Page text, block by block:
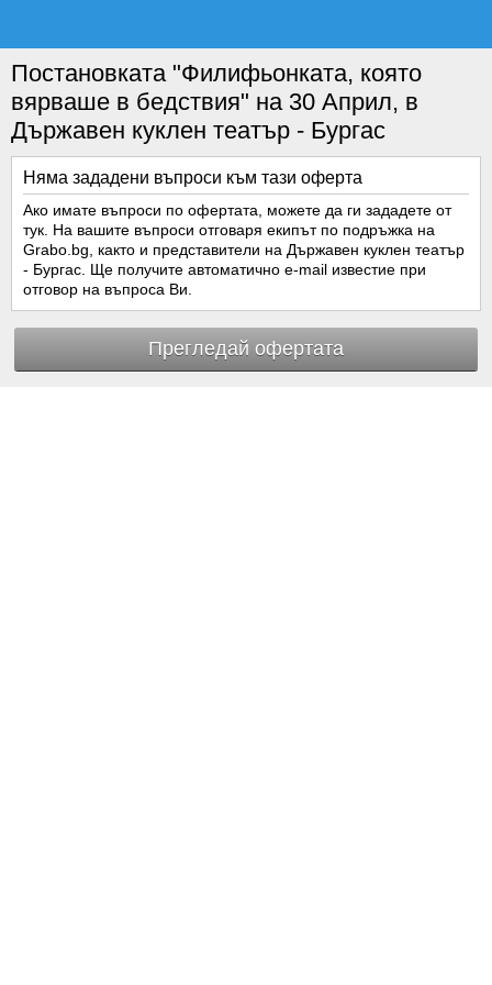
Постановката "Филифьонката, която
вярваше в бедствия" на 30 Април, в
Държавен куклен театър - Бургас
Няма зададени въпроси към тази оферта
Ако имате въпроси по офертата, можете да ги зададете от
тук. На вашите въпроси отговаря екипът по подръжка на
Grabo.bg, както и представители на Държавен куклен театър
- Бургас. Ще получите автоматично e-mail известие при
отговор на въпроса Ви.
Прегледай офертата